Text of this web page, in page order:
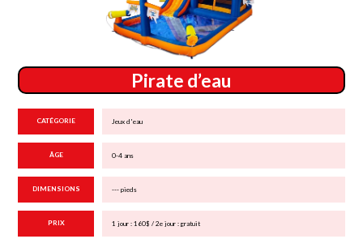
Pirate d’eau
CATÉGORIE Jeux d'eau
ÂGE 0-4 ans
DIMENSIONS --- pieds
PRIX 1 jour : 160$ / 2e jour : gratuit